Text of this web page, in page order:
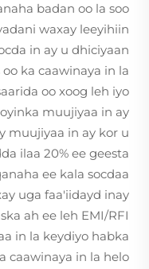
badan oo la soo
waxay leeyihiin
in ay u dhiciyaan
ka caawinaya in la
oo xoog leh iyo
muujiyaa in ay
muujiyaa in ay kor u
ilaa 20% ee geesta
ee kala socdaa
uga faa'iidayd inay
ah ee leh EMI/RFI
in la keydiyo habka
caawinaya in la helo